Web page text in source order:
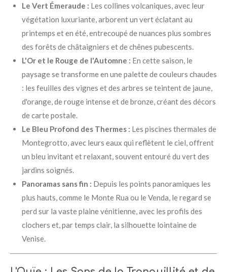
Le Vert Émeraude : Les collines volcaniques, avec leur
végétation luxuriante, arborent un vert éclatant au
printemps et en été, entrecoupé de nuances plus sombres
des forêts de châtaigniers et de chênes pubescents.
L'Or et le Rouge de l'Automne : En cette saison, le
paysage se transforme en une palette de couleurs chaudes
: les feuilles des vignes et des arbres se teintent de jaune,
d'orange, de rouge intense et de bronze, créant des décors
de carte postale.
Le Bleu Profond des Thermes : Les piscines thermales de
Montegrotto, avec leurs eaux qui reflètent le ciel, offrent
un bleu invitant et relaxant, souvent entouré du vert des
jardins soignés.
Panoramas sans fin : Depuis les points panoramiques les
plus hauts, comme le Monte Rua ou le Venda, le regard se
perd sur la vaste plaine vénitienne, avec les profils des
clochers et, par temps clair, la silhouette lointaine de
Venise.